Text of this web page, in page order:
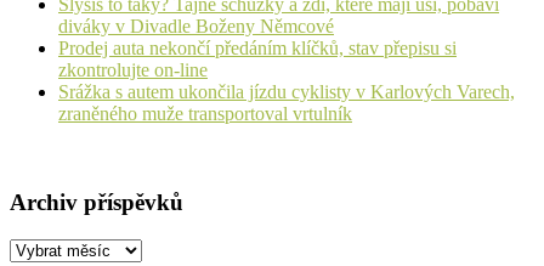
Slyšíš to taky? Tajné schůzky a zdi, které mají uši, pobaví
diváky v Divadle Boženy Němcové
Prodej auta nekončí předáním klíčků, stav přepisu si
zkontrolujte on-line
Srážka s autem ukončila jízdu cyklisty v Karlových Varech,
zraněného muže transportoval vrtulník
Archiv příspěvků
Archiv